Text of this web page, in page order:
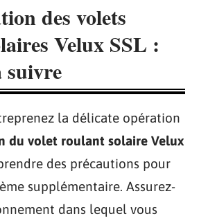
des volets
Velux SSL :
suivre
la délicate opération
du volet roulant solaire Velux
des précautions pour
supplémentaire. Assurez-
dans lequel vous